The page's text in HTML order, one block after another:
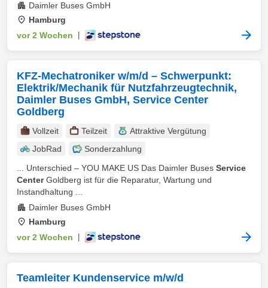
Daimler Buses GmbH
Hamburg
vor 2 Wochen
KFZ-Mechatroniker w/m/d – Schwerpunkt:
Elektrik/Mechanik für Nutzfahrzeugtechnik,
Daimler Buses GmbH, Service Center
Goldberg
Vollzeit Teilzeit
Attraktive Vergütung
JobRad
Sonderzahlung
... Unterschied – YOU MAKE US Das Daimler Buses Service
CenterGoldberg ist für die Reparatur, Wartung und
Instandhaltung ...
Daimler Buses GmbH
Hamburg
vor 2 Wochen
Teamleiter Kundenservice m/w/d